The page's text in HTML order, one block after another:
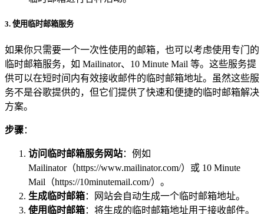
3. 使用临时邮箱服务
如果你只需要一个一次性使用的邮箱，也可以考虑使用专门的
临时邮箱服务，如 Mailinator、10 Minute Mail 等。这些服务提
供可以在短时间内有效接收邮件的临时邮箱地址。虽然这些服
务不是谷歌提供的，但它们提供了快速和便捷的临时邮箱解决
方案。
步骤：
访问临时邮箱服务网站：例如
Mailinator（https://www.mailinator.com/）或 10 Minute
Mail（https://10minutemail.com/）。
生成临时邮箱：网站会自动生成一个临时邮箱地址。
使用临时邮箱：将生成的临时邮箱地址用于接收邮件。